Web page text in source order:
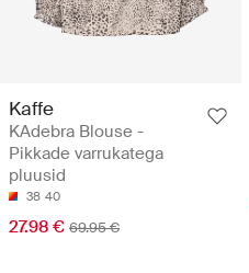
Kaffe
KAdebra Blouse -
Pikkade varrukatega
pluusid
38 40
27.98 € 69.95 €